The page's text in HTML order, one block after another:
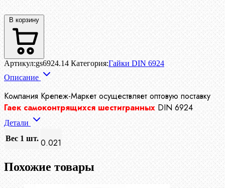
В корзину
Артикул:gs6924.14 Категория:Гайки DIN 6924
Описание
Компания Крепеж-Маркет осуществляет оптовую поставку
Гаек самоконтрящихся шестигранных DIN 6924
Детали
Вес 1 шт. 0.021
Похожие товары